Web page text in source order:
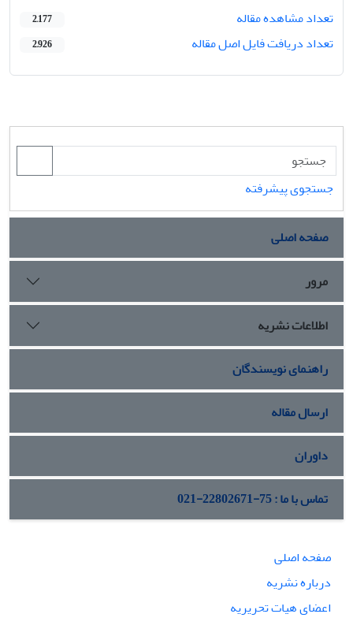
تعداد مشاهده مقاله
2,177
تعداد دریافت فایل اصل مقاله 2,926
جستجوی پیشرفته
صفحه اصلی
مرور
اطلاعات نشریه
راهنمای نویسندگان
ارسال مقاله
داوران
تماس با ما : 75-22802671-021
صفحه اصلی
درباره نشریه
اعضای هیات تحریریه